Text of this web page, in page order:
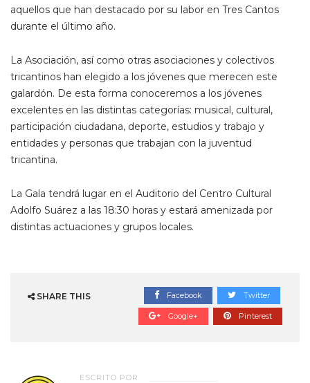
aquellos que han destacado por su labor en Tres Cantos
durante el último año.
La Asociación, así como otras asociaciones y colectivos
tricantinos han elegido a los jóvenes que merecen este
galardón. De esta forma conoceremos a los jóvenes
excelentes en las distintas categorías: musical, cultural,
participación ciudadana, deporte, estudios y trabajo y
entidades y personas que trabajan con la juventud
tricantina.
La Gala tendrá lugar en el Auditorio del Centro Cultural
Adolfo Suárez a las 18:30 horas y estará amenizada por
distintas actuaciones y grupos locales.
SHARE THIS Facebook Twitter
Google+ Pinterest
ESCRITO POR